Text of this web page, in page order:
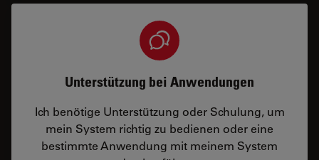
Unterstützung bei Anwendungen
Ich benötige Unterstützung oder Schulung, um
mein System richtig zu bedienen oder eine
bestimmte Anwendung mit meinem System